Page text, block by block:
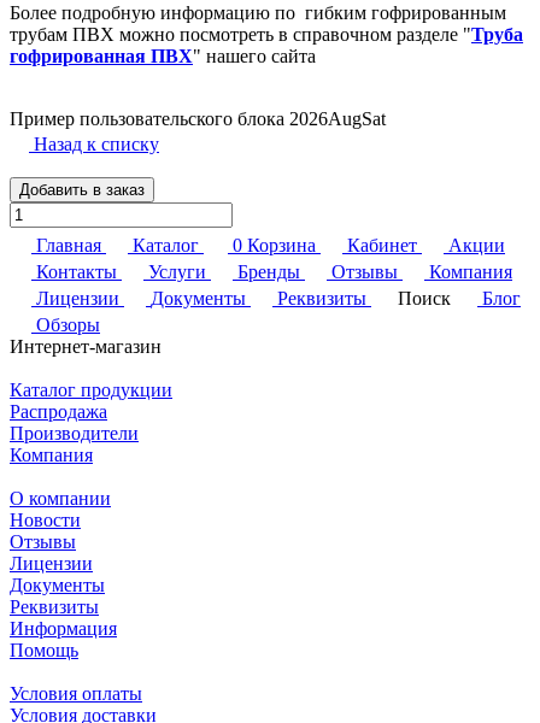
Более подробную информацию по гибким гофрированным
трубам ПВХ можно посмотреть в справочном разделе "Труба
гофрированная ПВХ" нашего сайта
Пример пользовательского блока 2026AugSat
Назад к списку
Добавить в заказ
Главная Каталог 0 Корзина Кабинет
Акции
Контакты
Услуги Бренды Отзывы
Компания
Лицензии
Документы Реквизиты Поиск
Блог
Обзоры
Интернет-магазин
Каталог продукции
Распродажа
Производители
Компания
О компании
Новости
Отзывы
Лицензии
Документы
Реквизиты
Информация
Помощь
Условия оплаты
Условия доставки